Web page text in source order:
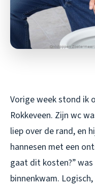
Vorige week stond ik
Rokkeveen. Zijn wc
liep over de rand, en
hannesen met een
gaat dit kosten?”
binnenkwam.